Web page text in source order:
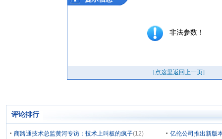
评论排行
商路通技术总监黄河专访：技术上叫板的疯子(12)
亿伦公司推出新版